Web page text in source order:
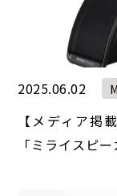
2025.06.02
【メディア掲
「ミライスピ